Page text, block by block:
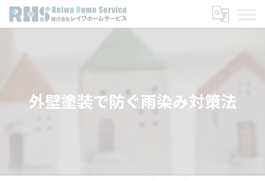
外壁塗装で防ぐ雨染み対策法